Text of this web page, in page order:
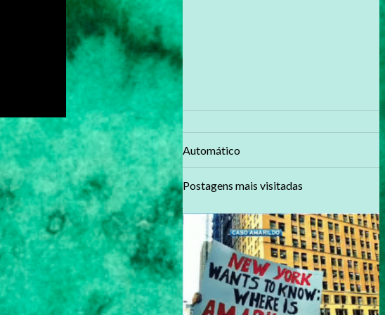
Automático
Postagens mais visitadas